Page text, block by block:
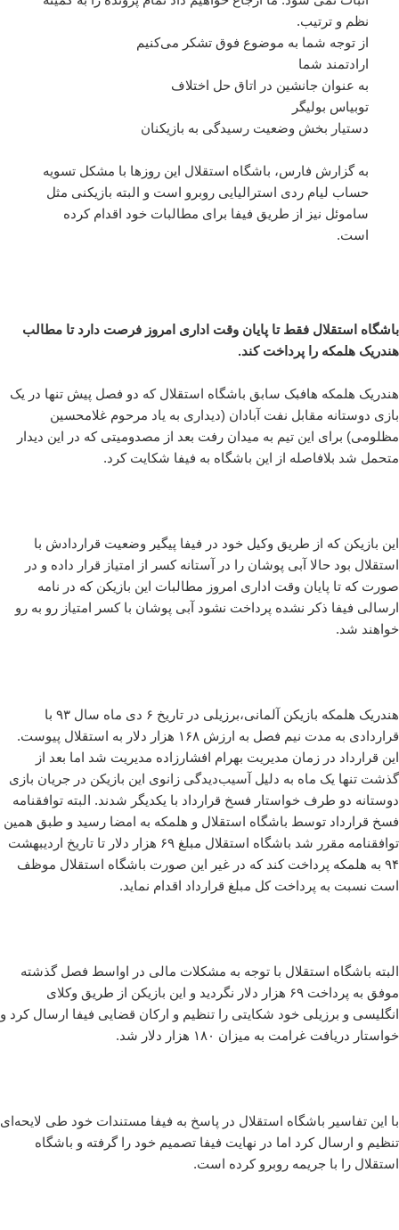
نظم و ترتیب.
از توجه شما به موضوع فوق تشکر می‌کنیم
ارادتمند شما
به عنوان جانشین در اتاق حل اختلاف
توبیاس بولیگر
دستیار بخش وضعیت رسیدگی به بازیکنان
به گزارش فارس، باشگاه استقلال این روزها با مشکل تسویه
حساب لیام ردی استرالیایی روبرو است و البته بازیکنی مثل
ساموئل نیز از طریق فیفا برای مطالبات خود اقدام کرده
است.
باشگاه استقلال فقط تا پایان وقت اداری امروز فرصت دارد تا مطالب
هندریک هلمکه را پرداخت کند.
هندریک هلمکه هافبک سابق باشگاه استقلال که دو فصل پیش تنها در یک
بازی دوستانه مقابل نفت آبادان (دیداری به یاد مرحوم غلامحسین
مظلومی) برای این تیم به میدان رفت بعد از مصدومیتی که در این دیدار
متحمل شد بلافاصله از این باشگاه به فیفا شکایت کرد.
این بازیکن که از طریق وکیل خود در فیفا پیگیر وضعیت قراردادش با
استقلال بود حالا آبی پوشان را در آستانه کسر از امتیاز قرار داده و در
صورت که تا پایان وقت اداری امروز مطالبات این بازیکن که در نامه
ارسالی فیفا ذکر نشده پرداخت نشود آبی پوشان با کسر امتیاز رو به رو
خواهند شد.
هندریک هلمکه بازیکن آلمانی،برزیلی در تاریخ ۶ دی ماه سال ۹۳ با
قراردادی به مدت نیم فصل به ارزش ۱۶۸ هزار دلار به استقلال پیوست.
این قرارداد در زمان مدیریت بهرام افشارزاده مدیریت شد اما بعد از
گذشت تنها یک ماه به دلیل آسیب‌دیدگی زانوی این بازیکن در جریان بازی
دوستانه دو طرف خواستار فسخ قرارداد با یکدیگر شدند. البته توافقنامه
فسخ قرارداد توسط باشگاه استقلال و هلمکه به امضا رسید و طبق همین
توافقنامه مقرر شد باشگاه استقلال مبلغ ۶۹ هزار دلار تا تاریخ اردیبهشت
۹۴ به هلمکه پرداخت کند که در غیر این صورت باشگاه استقلال موظف
است نسبت به پرداخت کل مبلغ قرارداد اقدام نماید.
البته باشگاه استقلال با توجه به مشکلات مالی در اواسط فصل گذشته
موفق به پرداخت ۶۹ هزار دلار نگردید و این بازیکن از طریق وکلای
انگلیسی و برزیلی خود شکایتی را تنظیم و ارکان قضایی فیفا ارسال کرد و
خواستار دریافت غرامت به میزان ۱۸۰ هزار دلار شد.
با این تفاسیر باشگاه استقلال در پاسخ به فیفا مستندات خود طی لایحه‌ای
تنظیم و ارسال کرد اما در نهایت فیفا تصمیم خود را گرفته و باشگاه
استقلال را با جریمه روبرو کرده است.